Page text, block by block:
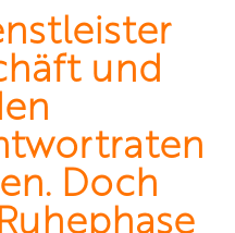
und
Doch